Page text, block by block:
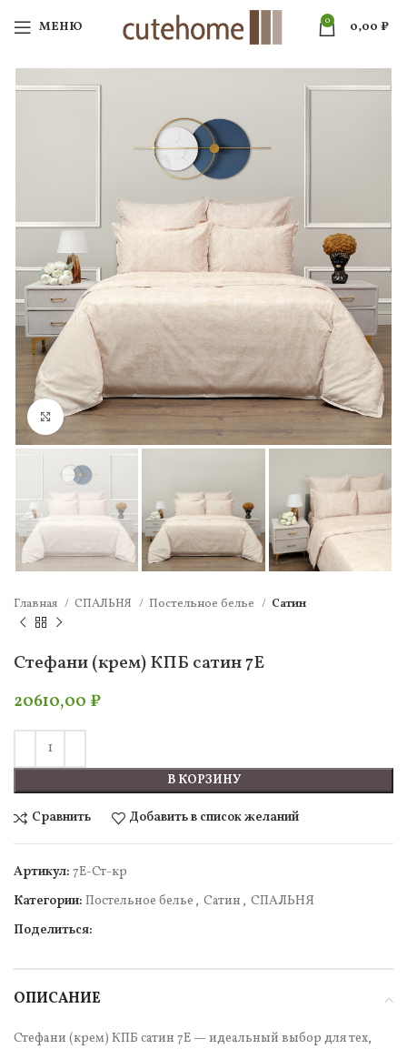
МЕНЮ 0 0,00 ₽
Нажмите, чтобы увеличить
Главная СПАЛЬНЯ Постельное белье Сатин
Стефани (крем) КПБ сатин 7Е
20610,00 ₽
В КОРЗИНУ
Сравнить Добавить в список желаний
Артикул: 7Е-Ст-кр
Категории: Постельное белье , Сатин , СПАЛЬНЯ
Поделиться:
ОПИСАНИЕ
Стефани (крем) КПБ сатин 7Е — идеальный выбор для тех,